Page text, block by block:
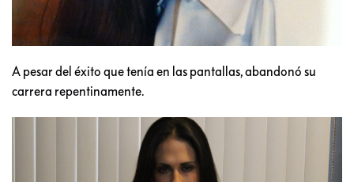
A pesar del éxito que tenía en las pantallas, abandonó su
carrera repentinamente.